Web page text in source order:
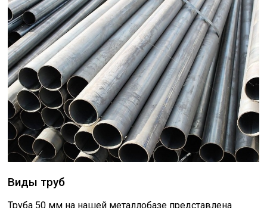
Нержавейка
Алюминиевый прокат
Виды труб
Труба 50 мм на нашей металлобазе представлена